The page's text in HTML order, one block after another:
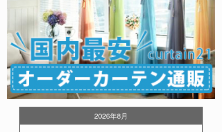
2026年8月